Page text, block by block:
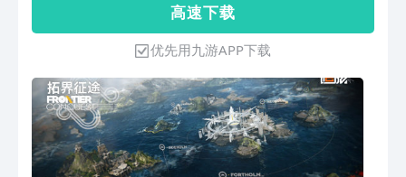
故事，成为了指挥官小队里，不可或缺的
一员。只想顺利完成赏金委托，获取稳定
酬金的指挥官，却在一个普通的运输任务
中，遭到了意料之外的袭击。指挥官发
现，一度远离漩涡中心的自己，似乎被卷
入了更大的漩涡……《少女前线2：追
放》是一款支持移动端、PC双端体验的
3D角色扮演策略游戏。在游戏中您将充
高 速 下 载
优先用九游APP下载